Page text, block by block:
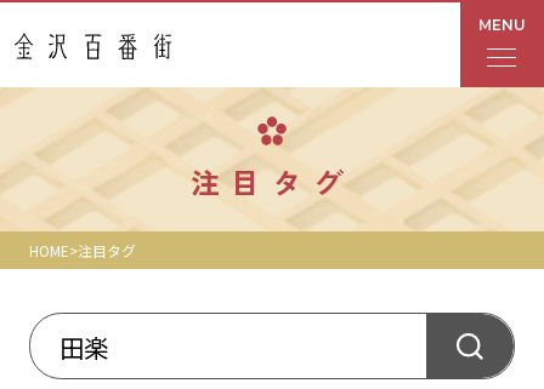
MENU
フロアガイド
あんと
Rinto
あんと西
注目タグ
HOME 注目タグ